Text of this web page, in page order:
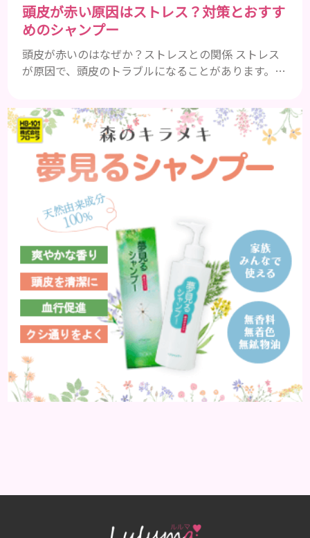
頭皮が赤い原因はストレス？対策とおすす
めのシャンプー
頭皮が赤いのはなぜか？ストレスとの関係 ストレス
が原因で、頭皮のトラブルになることがあります。頭
働きます。そのため、皮脂の分泌量が増えて炎症が起
きやすくなります。さらに、血行不良になり栄養が行
き届きません。ストレス解消は、頭皮の健康に大切
です。 アトピー性皮膚炎 頭皮が赤い状態は、アトピ
ー皮膚炎の可能...